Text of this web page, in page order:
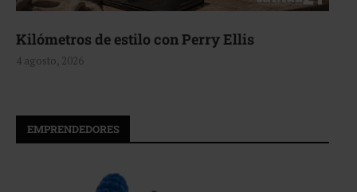
Kilómetros de estilo con Perry Ellis
4 agosto, 2026
EMPRENDEDORES